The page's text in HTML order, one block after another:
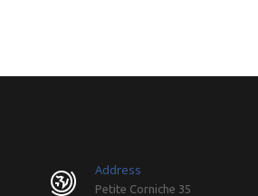
Address
Petite Corniche 35